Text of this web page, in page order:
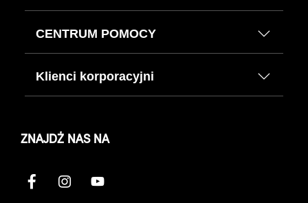
CENTRUM POMOCY
Klienci korporacyjni
ZNAJDŹ NAS NA